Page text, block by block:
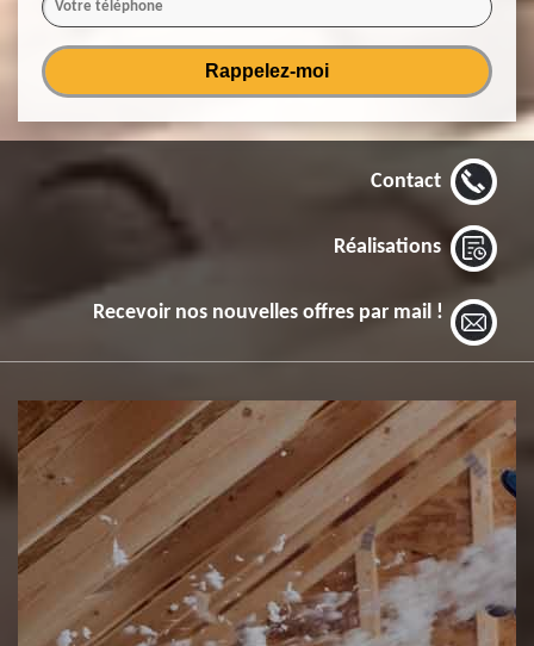
Contact
Réalisations
Recevoir nos nouvelles offres par mail !